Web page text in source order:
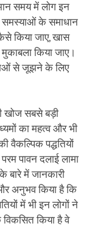
समय में लोग इन
के समाधान
किया जाए, खास
किया जाए।
से जूझने के लिए
खोज सबसे बड़ी
का महत्व और भी
पद्धतियों
पावन दलाई लामा
में जानकारी
अनुभव किया है कि
में भी इन लोगों ने
किया है वे